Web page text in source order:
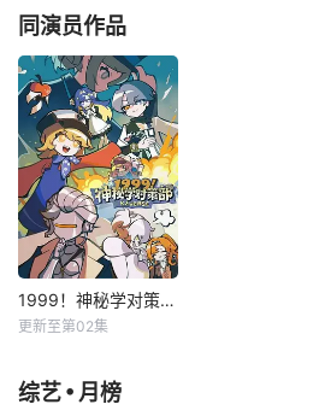
桑宁本是古代名门
世家嫡长女，穿越
到现代后家人嫌弃
她乡下出身没规
矩，可出身名门的
她最精通的是就是
豪门礼仪。不到一
个月，南家上下就
惊恐地发现，这乡
下长大的大小姐竟
比老爷子还封建！
同演员作品
1999！神秘学对策部英语
星期六 12点更1不
擅长与人交流、性
1999！神秘学对策部英语
更新至第02集
综艺•月榜